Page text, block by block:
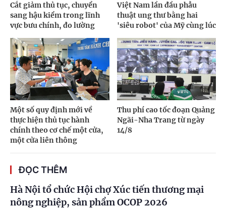
Cắt giảm thủ tục, chuyển
sang hậu kiểm trong lĩnh
vực bưu chính, đo lường
Việt Nam lần đầu phẫu
thuật ung thư bằng hai
'siêu robot' của Mỹ cùng lúc
Một số quy định mới về
thực hiện thủ tục hành
chính theo cơ chế một cửa,
một cửa liên thông
Thu phí cao tốc đoạn Quảng
Ngãi-Nha Trang từ ngày
14/8
ĐỌC THÊM
Hà Nội tổ chức Hội chợ Xúc tiến thương mại
nông nghiệp, sản phẩm OCOP 2026